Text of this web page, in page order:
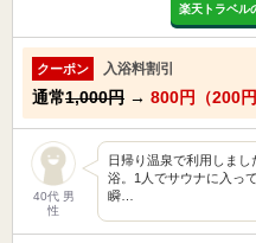
楽天トラベル
クーポン 入浴料割引
通常1,000円 → 800円（200円
40代 男
性
日帰り温泉で利用しま
浴。1人でサウナに入っ
瞬…